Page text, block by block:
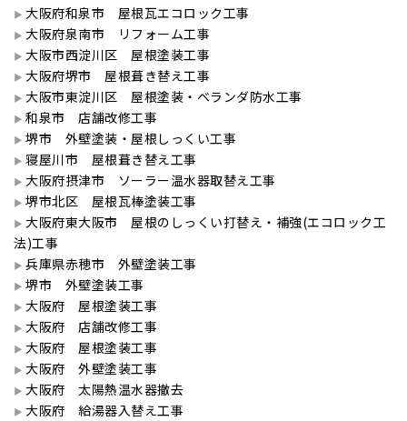
大阪府和泉市 屋根瓦エコロック工事
大阪府泉南市 リフォーム工事
大阪市西淀川区 屋根塗装工事
大阪府堺市 屋根葺き替え工事
大阪市東淀川区 屋根塗装・ベランダ防水工事
和泉市 店舗改修工事
堺市 外壁塗装・屋根しっくい工事
寝屋川市 屋根葺き替え工事
大阪府摂津市 ソーラー温水器取替え工事
堺市北区 屋根瓦棒塗装工事
大阪府東大阪市 屋根のしっくい打替え・補強(エコロック工
法)工事
兵庫県赤穂市 外壁塗装工事
堺市 外壁塗装工事
大阪府 屋根塗装工事
大阪府 店舗改修工事
大阪府 屋根塗装工事
大阪府 外壁塗装工事
大阪府 太陽熱温水器撤去
大阪府 給湯器入替え工事